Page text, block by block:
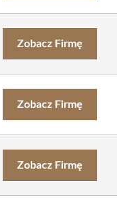
Zobacz Firmę
Zobacz Firmę
Zobacz Firmę